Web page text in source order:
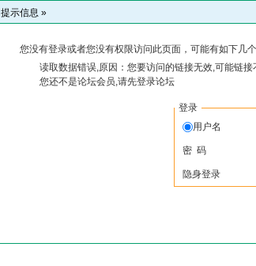
提示信息 »
您没有登录或者您没有权限访问此页面，可能有如下几
读取数据错误,原因：您要访问的链接无效,可能链
您还不是论坛会员,请先登录论坛
登录
用户名
密 码
隐身登录